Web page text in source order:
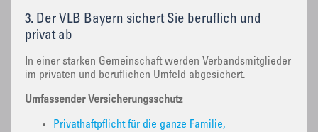
3. Der VLB Bayern sichert Sie beruflich und
privat ab
In einer starken Gemeinschaft werden Verbandsmitglieder
im privaten und beruflichen Umfeld abgesichert.
Umfassender Versicherungsschutz
Privathaftpflicht für die ganze Familie,